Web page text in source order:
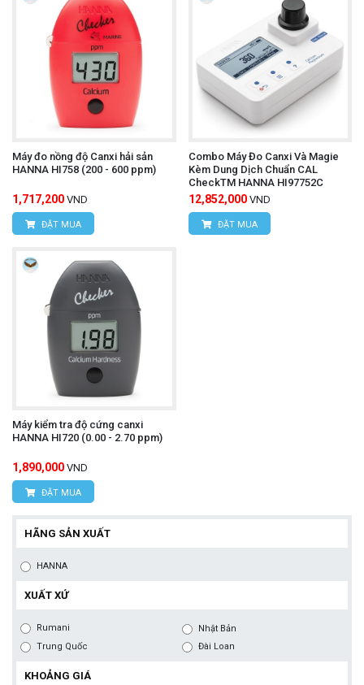
Máy đo nồng độ Canxi hải sản
HANNA HI758 (200 - 600 ppm)
1,717,200 VND
ĐẶT MUA
Combo Máy Đo Canxi Và Magie
Kèm Dung Dịch Chuẩn CAL
CheckTM HANNA HI97752C
12,852,000 VND
ĐẶT MUA
Máy kiểm tra độ cứng canxi
HANNA HI720 (0.00 - 2.70 ppm)
1,890,000 VND
ĐẶT MUA
HÃNG SẢN XUẤT
HANNA
XUẤT XỨ
Rumani
Nhật Bản
Trung Quốc
Đài Loan
KHOẢNG GIÁ